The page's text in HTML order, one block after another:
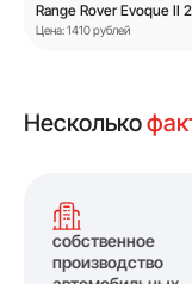
Range Rover Evoque II
Цена: 1410 рублей
Несколько
собственное
производство